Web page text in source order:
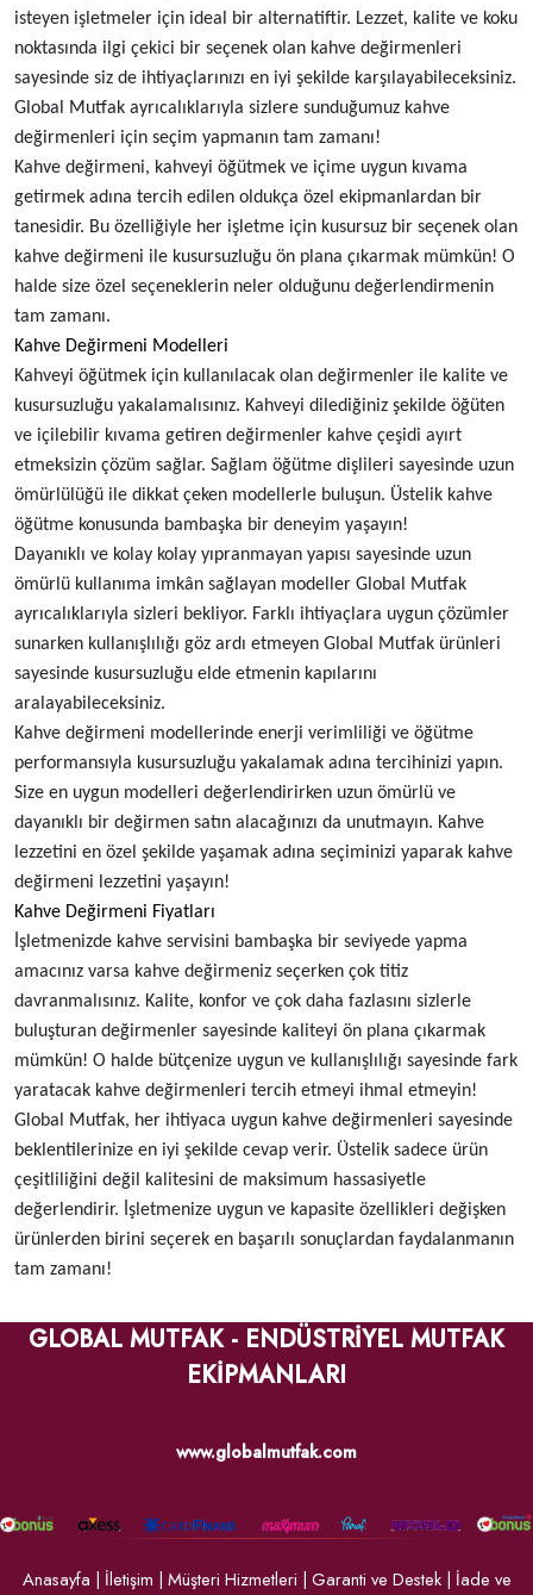
isteyen işletmeler için ideal bir alternatiftir. Lezzet, kalite ve koku
noktasında ilgi çekici bir seçenek olan kahve değirmenleri
sayesinde siz de ihtiyaçlarınızı en iyi şekilde karşılayabileceksiniz.
Global Mutfak ayrıcalıklarıyla sizlere sunduğumuz kahve
değirmenleri için seçim yapmanın tam zamanı!
Kahve değirmeni, kahveyi öğütmek ve içime uygun kıvama
getirmek adına tercih edilen oldukça özel ekipmanlardan bir
tanesidir. Bu özelliğiyle her işletme için kusursuz bir seçenek olan
kahve değirmeni ile kusursuzluğu ön plana çıkarmak mümkün! O
halde size özel seçeneklerin neler olduğunu değerlendirmenin
tam zamanı.
Kahve Değirmeni Modelleri
Kahveyi öğütmek için kullanılacak olan değirmenler ile kalite ve
kusursuzluğu yakalamalısınız. Kahveyi dilediğiniz şekilde öğüten
ve içilebilir kıvama getiren değirmenler kahve çeşidi ayırt
etmeksizin çözüm sağlar. Sağlam öğütme dişlileri sayesinde uzun
ömürlülüğü ile dikkat çeken modellerle buluşun. Üstelik kahve
öğütme konusunda bambaşka bir deneyim yaşayın!
Dayanıklı ve kolay kolay yıpranmayan yapısı sayesinde uzun
ömürlü kullanıma imkân sağlayan modeller Global Mutfak
ayrıcalıklarıyla sizleri bekliyor. Farklı ihtiyaçlara uygun çözümler
sunarken kullanışlılığı göz ardı etmeyen Global Mutfak ürünleri
sayesinde kusursuzluğu elde etmenin kapılarını
aralayabileceksiniz.
Kahve değirmeni modellerinde enerji verimliliği ve öğütme
performansıyla kusursuzluğu yakalamak adına tercihinizi yapın.
Size en uygun modelleri değerlendirirken uzun ömürlü ve
dayanıklı bir değirmen satın alacağınızı da unutmayın. Kahve
lezzetini en özel şekilde yaşamak adına seçiminizi yaparak kahve
değirmeni lezzetini yaşayın!
Kahve Değirmeni Fiyatları
İşletmenizde kahve servisini bambaşka bir seviyede yapma
amacınız varsa kahve değirmeniz seçerken çok titiz
davranmalısınız. Kalite, konfor ve çok daha fazlasını sizlerle
buluşturan değirmenler sayesinde kaliteyi ön plana çıkarmak
mümkün! O halde bütçenize uygun ve kullanışlılığı sayesinde fark
yaratacak kahve değirmenleri tercih etmeyi ihmal etmeyin!
Global Mutfak, her ihtiyaca uygun kahve değirmenleri sayesinde
beklentilerinize en iyi şekilde cevap verir. Üstelik sadece ürün
çeşitliliğini değil kalitesini de maksimum hassasiyetle
değerlendirir. İşletmenize uygun ve kapasite özellikleri değişken
ürünlerden birini seçerek en başarılı sonuçlardan faydalanmanın
tam zamanı!
GLOBAL MUTFAK - ENDÜSTRİYEL MUTFAK
EKİPMANLARI
www.globalmutfak.com
Anasayfa | İletişim | Müşteri Hizmetleri | Garanti ve Destek| İade ve